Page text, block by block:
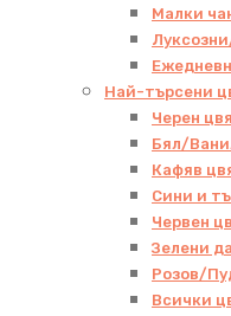
Малки
Най-търсени
Черен
Бял/
Кафяв
Сини и
Червен
Зелени
Розов/
Всички